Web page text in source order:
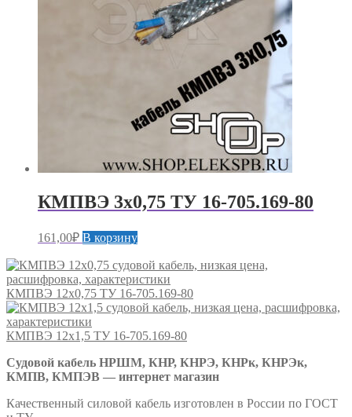
КМПВЭ 3х0,75 ТУ 16-705.169-80
161,00₽ В корзину
КМПВЭ 12х0,75 ТУ 16-705.169-80
КМПВЭ 12х1,5 ТУ 16-705.169-80
Судовой кабель НРШМ, КНР, КНРЭ, КНРк, КНРЭк,
КМПВ, КМПЭВ — интернет магазин
Качественный силовой кабель изготовлен в России по ГОСТ